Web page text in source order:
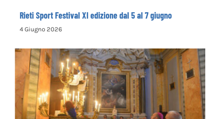
Rieti Sport Festival XI edizione dal 5 al 7 giugno
4 Giugno 2026
Rinnovata la devozione in onore del primo